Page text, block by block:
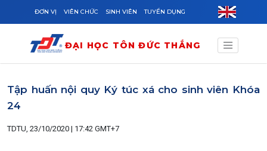
Skip to main content
ĐƠN VỊ VIÊN CHỨC SINH VIÊN TUYỂN DỤNG
ĐẠI HỌC TÔN ĐỨC THẮNG
Tập huấn nội quy Ký túc xá cho sinh viên Khóa
24
TDTU, 23/10/2020 | 17:42 GMT+7